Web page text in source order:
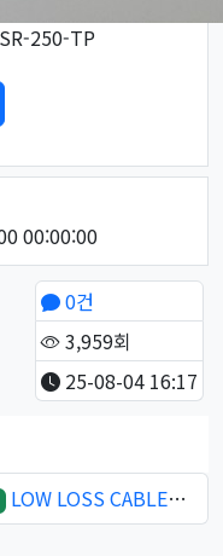
250-TP
00:00:00
0건
3,959회
25-08-04 16:17
LOW LOSS CABLE-SJC200S